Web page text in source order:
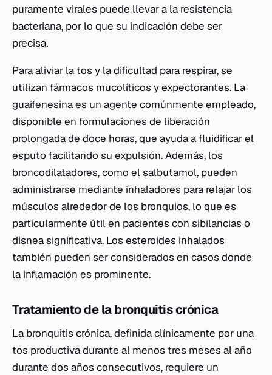
puramente virales puede llevar a la resistencia
bacteriana, por lo que su indicación debe ser
precisa.
Para aliviar la tos y la dificultad para respirar, se
utilizan fármacos mucolíticos y expectorantes. La
guaifenesina es un agente comúnmente empleado,
disponible en formulaciones de liberación
prolongada de doce horas, que ayuda a fluidificar el
esputo facilitando su expulsión. Además, los
broncodilatadores, como el salbutamol, pueden
administrarse mediante inhaladores para relajar los
músculos alrededor de los bronquios, lo que es
particularmente útil en pacientes con sibilancias o
disnea significativa. Los esteroides inhalados
también pueden ser considerados en casos donde
la inflamación es prominente.
Tratamiento de la bronquitis crónica
La bronquitis crónica, definida clínicamente por una
tos productiva durante al menos tres meses al año
durante dos años consecutivos, requiere un